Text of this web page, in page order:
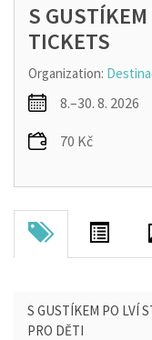
S
TICKETS
Organization:
8.–30. 8. 2026
70 Kč
S GUSTÍKEM PO LVÍ
PRO DĚTI